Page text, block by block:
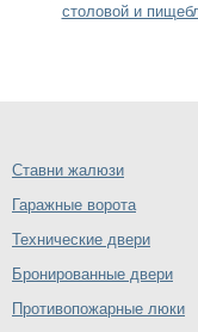
столовой и
Ставни жалюзи
Гаражные ворота
Технические двери
Бронированные двери
Противопожарные люки